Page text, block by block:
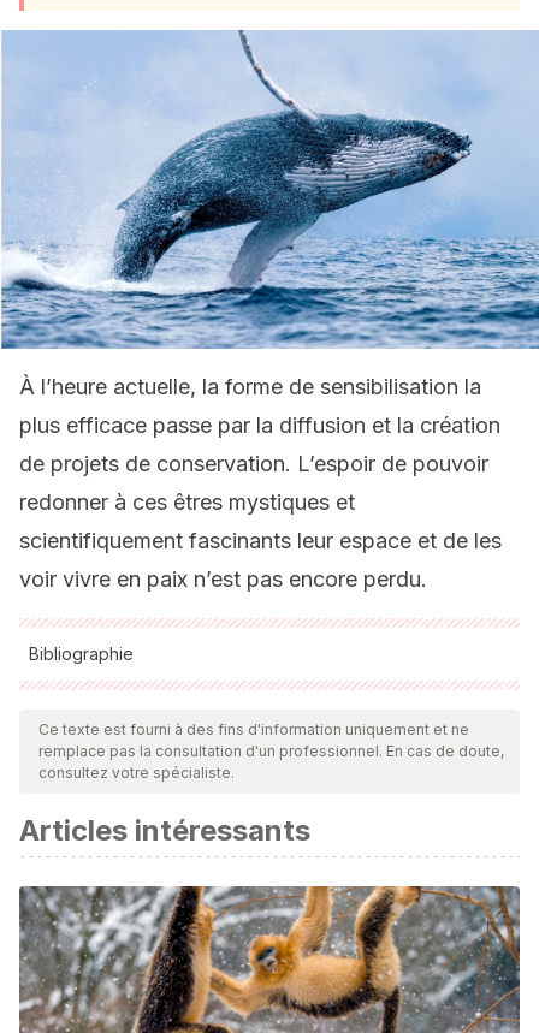
À l’heure actuelle, la forme de sensibilisation la
plus efficace passe par la diffusion et la création
de projets de conservation. L’espoir de pouvoir
redonner à ces êtres mystiques et
scientifiquement fascinants leur espace et de les
voir vivre en paix n’est pas encore perdu.
Bibliographie
Toutes les sources citées ont été examinées en profondeur
par notre équipe pour garantir leur qualité, leur fiabilité, leur
actualité et leur validité. La bibliographie de cet article a été
ou scientifique
Ballena jorobada (Megaptera
novaeangliae). 2018.Megaptera novaeangliae.La Lista
Roja de Especies Amenazadas de la UICN2018:
e.T13006A50362794.https://dx.doi.org/10.2305/
2.RLTS.T13006A50362794.en. Descargado el20 de junio
Ce texte est fourni à des fins d'information uniquement et ne
remplace pas la consultation d'un professionnel. En cas de doute,
consultez votre spécialiste.
Articles intéressants